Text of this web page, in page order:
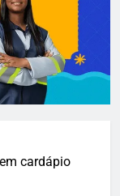
cardápio